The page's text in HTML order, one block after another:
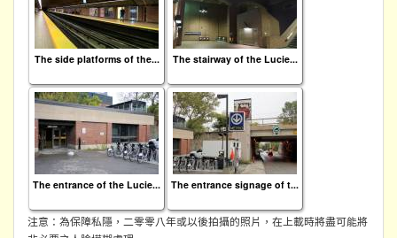
The side platforms of the... The stairway of the Lucie...
The entrance of the Lucie... The entrance signage of t...
注意：為保障私隱，二零零八年或以後拍攝的照片，在上載時將盡可能將